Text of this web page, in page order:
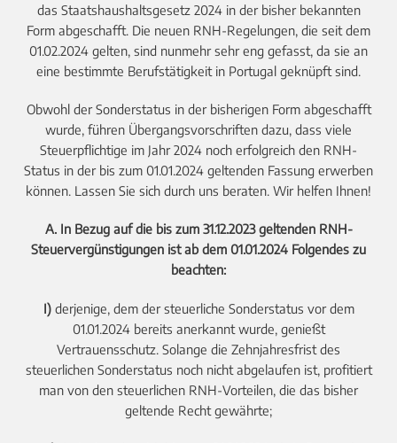
das Staatshaushaltsgesetz 2024 in der bisher bekannten
Form abgeschafft. Die neuen RNH-Regelungen, die seit dem
01.02.2024 gelten, sind nunmehr sehr eng gefasst, da sie an
eine bestimmte Berufstätigkeit in Portugal geknüpft sind.
Obwohl der Sonderstatus in der bisherigen Form abgeschafft
wurde, führen Übergangsvorschriften dazu, dass viele
Steuerpflichtige im Jahr 2024 noch erfolgreich den RNH-
Status in der bis zum 01.01.2024 geltenden Fassung erwerben
können. Lassen Sie sich durch uns beraten. Wir helfen Ihnen!
A. In Bezug auf die bis zum 31.12.2023 geltenden RNH-
Steuervergünstigungen ist ab dem 01.01.2024 Folgendes zu
beachten:
I)derjenige, dem der steuerliche Sonderstatus vor dem
01.01.2024 bereits anerkannt wurde, genießt
Vertrauensschutz. Solange die Zehnjahresfrist des
steuerlichen Sonderstatus noch nicht abgelaufen ist, profitiert
man von den steuerlichen RNH-Vorteilen, die das bisher
geltende Recht gewährte;